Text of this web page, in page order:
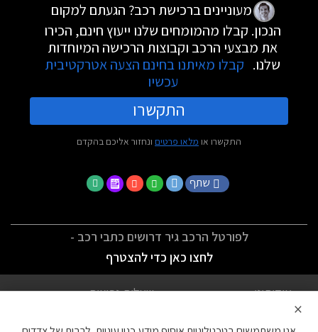
מעוניינים ברכישת רכב? הגעתם למקום
הנכון. קבלו מהמומחים שלנו ייעוץ חינם, הכירו
את מבצעי הרכב וקבוצות הרכישה המיוחדות
שלנו. קבלו מאיתנו בחינם הצעה אטרקטיבית
עכשיו
התקשרו
התקשרו או מלאו פרטים ונחזור אליכם בהקדם
שתף
לפורטל הרכב גיר דרושים כתבי רכב -
לחצו כאן כדי להצטרף
אודותינו
שאלות נפוצות
×